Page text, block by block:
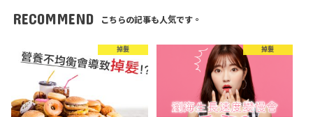
RECOMMEND こちらの記事も人気です。
掉髮 掉髮